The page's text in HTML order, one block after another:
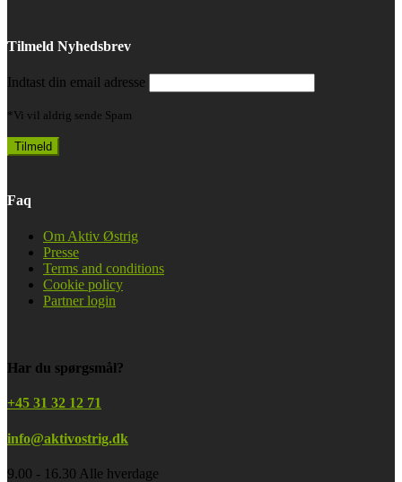
Tilmeld Nyhedsbrev
Indtast din email adresse
*Vi vil aldrig sende Spam
Faq
Om Aktiv Østrig
Presse
Terms and conditions
Cookie policy
Partner login
Har du spørgsmål?
+45 31 32 12 71
info@aktivostrig.dk
9.00 - 16.30 Alle hverdage